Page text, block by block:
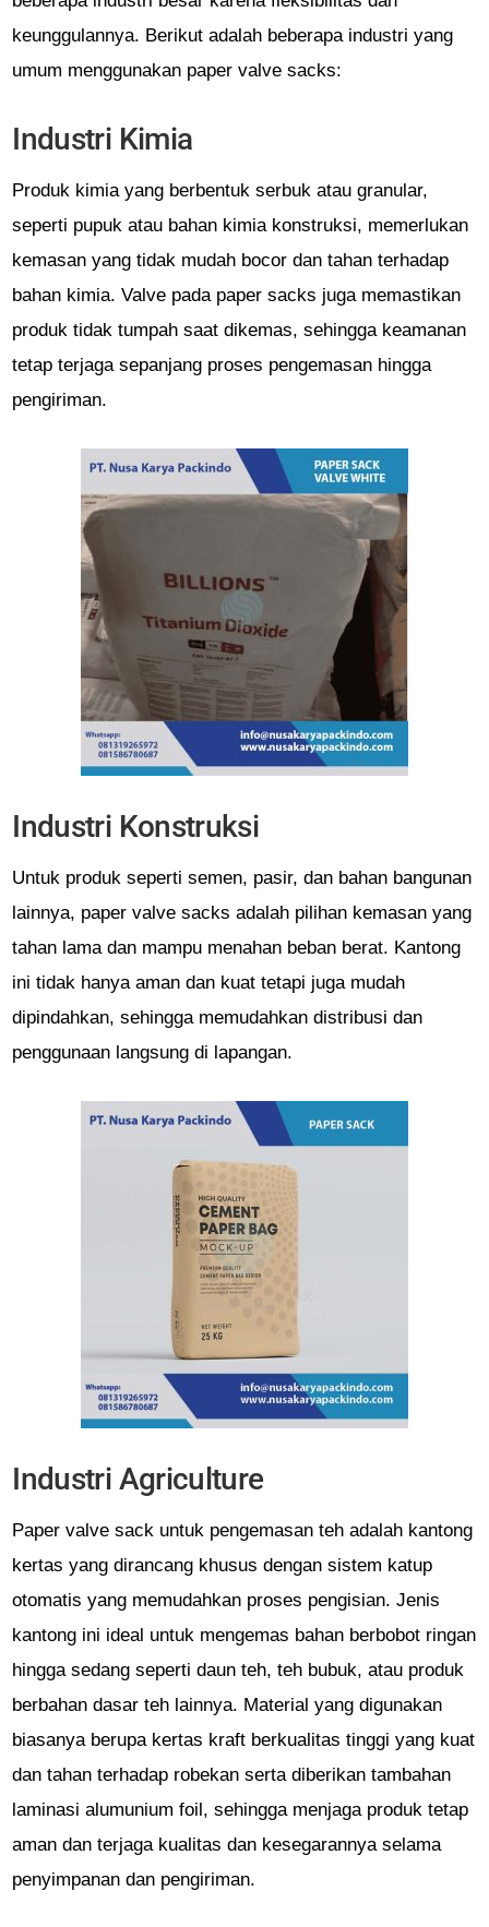
keunggulannya. Berikut adalah beberapa industri yang
umum menggunakan paper valve sacks:
Industri Kimia
Produk kimia yang berbentuk serbuk atau granular,
seperti pupuk atau bahan kimia konstruksi, memerlukan
kemasan yang tidak mudah bocor dan tahan terhadap
bahan kimia. Valve pada paper sacks juga memastikan
produk tidak tumpah saat dikemas, sehingga keamanan
tetap terjaga sepanjang proses pengemasan hingga
pengiriman.
Industri Konstruksi
Untuk produk seperti semen, pasir, dan bahan bangunan
lainnya, paper valve sacks adalah pilihan kemasan yang
tahan lama dan mampu menahan beban berat. Kantong
ini tidak hanya aman dan kuat tetapi juga mudah
dipindahkan, sehingga memudahkan distribusi dan
penggunaan langsung di lapangan.
Industri Agriculture
Paper valve sack untuk pengemasan teh adalah kantong
kertas yang dirancang khusus dengan sistem katup
otomatis yang memudahkan proses pengisian. Jenis
kantong ini ideal untuk mengemas bahan berbobot ringan
hingga sedang seperti daun teh, teh bubuk, atau produk
berbahan dasar teh lainnya. Material yang digunakan
biasanya berupa kertas kraft berkualitas tinggi yang kuat
dan tahan terhadap robekan serta diberikan tambahan
laminasi alumunium foil, sehingga menjaga produk tetap
aman dan terjaga kualitas dan kesegarannya selama
penyimpanan dan pengiriman.